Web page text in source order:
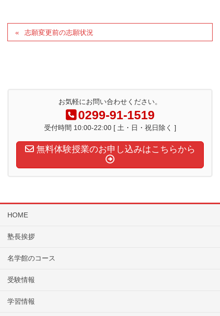
志願変更前の志願状況
お気軽にお問い合わせください。
0299-91-1519
受付時間 10:00-22:00 [ 土・日・祝日除く ]
無料体験授業のお申し込みはこちらから
HOME
塾長挨拶
名学館のコース
受験情報
学習情報